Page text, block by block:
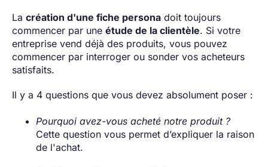
La création d'une fiche persona doit toujours
commencer par une étude de la clientèle. Si votre
entreprise vend déjà des produits, vous pouvez
commencer par interroger ou sonder vos acheteurs
satisfaits.
Il y a 4 questions que vous devez absolument poser :
Pourquoi avez-vous acheté notre produit ?
Cette question vous permet d’expliquer la raison
de l'achat.